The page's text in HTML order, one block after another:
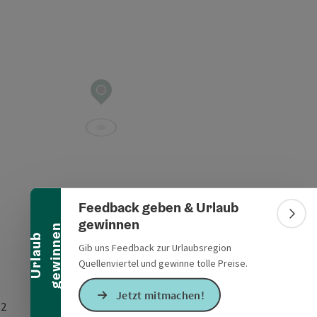
U
r
l
a
u
b
g
e
w
i
n
n
e n
Banner einklappen
Feedback geben & Urlaub
gewinnen
Gib uns Feedback zur Urlaubsregion
Quellenviertel und gewinne tolle Preise.
Jetzt mitmachen!